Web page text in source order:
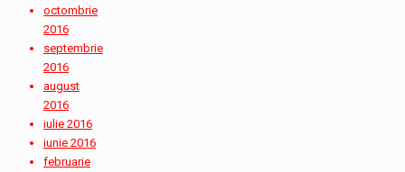
octombrie
2016
septembrie
2016
august
2016
iulie 2016
iunie 2016
februarie